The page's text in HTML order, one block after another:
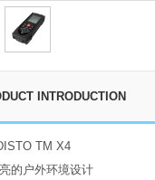
INTRODUCTION
TM X4
的户外环境设计